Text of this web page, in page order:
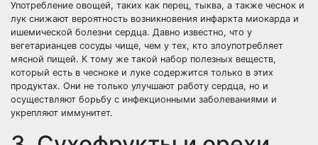
Употребление овощей, таких как перец, тыква, а также чеснок и
лук снижают вероятность возникновения инфаркта миокарда и
ишемической болезни сердца. Давно известно, что у
вегетарианцев сосуды чище, чем у тех, кто злоупотребляет
мясной пищей. К тому же такой набор полезных веществ,
который есть в чесноке и луке содержится только в этих
продуктах. Они не только улучшают работу сердца, но и
осуществляют борьбу с инфекционными заболеваниями и
укрепляют иммунитет.